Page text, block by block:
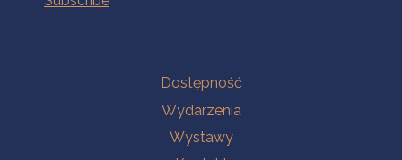
Dostępność
Wydarzenia
Wystawy